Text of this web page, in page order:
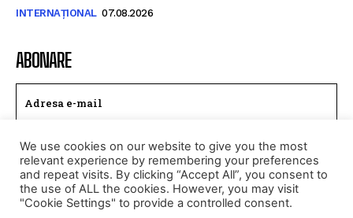
INTERNAȚIONAL 07.08.2026
ABONARE
TRIMITE
Am citit si accept Politica de confidentialitate.
We use cookies on our website to give you the most
relevant experience by remembering your preferences
and repeat visits. By clicking “Accept All”, you consent to
the use of ALL the cookies. However, you may visit
"Cookie Settings" to provide a controlled consent.